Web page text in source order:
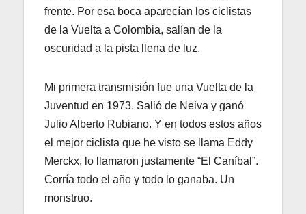
frente. Por esa boca aparecían los ciclistas
de la Vuelta a Colombia, salían de la
oscuridad a la pista llena de luz.
Mi primera transmisión fue una Vuelta de la
Juventud en 1973. Salió de Neiva y ganó
Julio Alberto Rubiano. Y en todos estos años
el mejor ciclista que he visto se llama Eddy
Merckx, lo llamaron justamente “El Caníbal”.
Corría todo el año y todo lo ganaba. Un
monstruo.